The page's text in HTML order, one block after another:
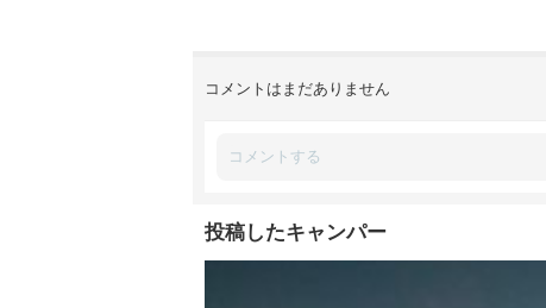
コメントはまだありません
投稿したキャンパー